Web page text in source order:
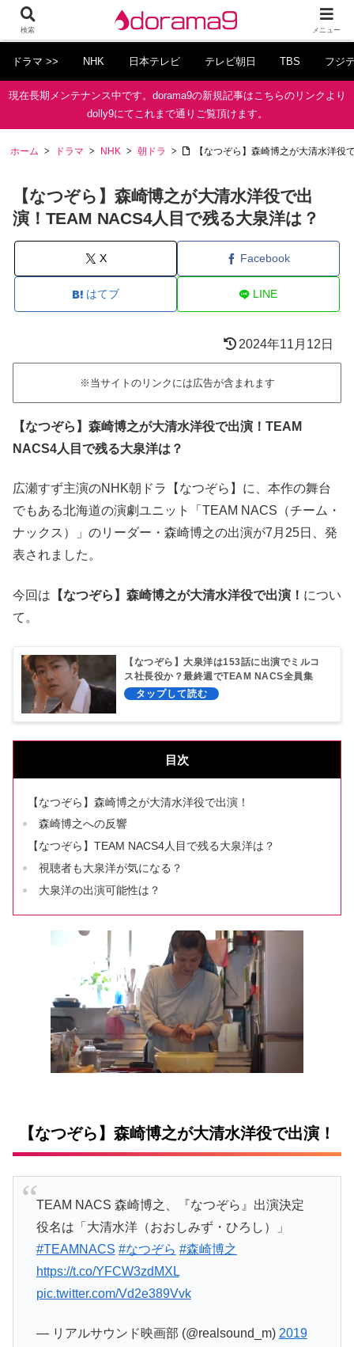
ドラマ >> NHK 日本テレビ テレビ朝日 TBS フジ
現在長期メンテナンス中です。dorama9の新規記事はこちらのリンクより
dolly9にてこれまで通りご覧頂けます。
ホーム ドラマ NHK 朝ドラ 【なつぞら】森崎博之が大清水洋
【なつぞら】森崎博之が大清水洋役で出
演！TEAM NACS4人目で残る大泉洋は？
X Facebook
はてブ LINE
2024年11月12日
※当サイトのリンクには広告が含まれます
【なつぞら】森崎博之が大清水洋役で出演！TEAM
NACS4人目で残る大泉洋は？
広瀬すず主演のNHK朝ドラ【なつぞら】に、本作の舞台
でもある北海道の演劇ユニット「TEAM NACS（チーム・
ナックス）」のリーダー・森崎博之の出演が7月25日、発
表されました。
今回は 【なつぞら】森崎博之が大清水洋役で出演！ につい
て。
【なつぞら】大泉洋は153話に出演でミルコ
ス社長役か？最終週でTEAM NACS全員集
合！
目次
【なつぞら】森崎博之が大清水洋役で出演！
森崎博之への反響
【なつぞら】TEAM NACS4人目で残る大泉洋は？
視聴者も大泉洋が気になる？
大泉洋の出演可能性は？
【なつぞら】森崎博之が大清水洋役で出演！
TEAM NACS 森崎博之、『なつぞら』出演決定
役名は「大清水洋（おおしみず・ひろし）」
#TEAMNACS #なつぞら #森崎博之
https://t.co/YFCW3zdMXL
pic.twitter.com/Vd2e389Vvk
— リアルサウンド映画部 (@realsound_m) 2019
検索 メニュー